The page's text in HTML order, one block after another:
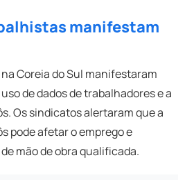
manifestam
Coreia do Sul manifestaram
de dados de trabalhadores e a
Os sindicatos alertaram que a
pode afetar o emprego e
mão de obra qualificada.